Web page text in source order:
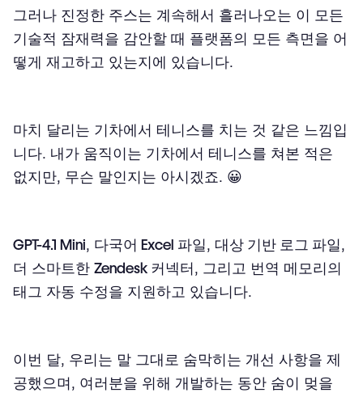
그러나 진정한 주스는 계속해서 흘러나오는 이 모든
기술적 잠재력을 감안할 때 플랫폼의 모든 측면을 어
떻게 재고하고 있는지에 있습니다.
마치 달리는 기차에서 테니스를 치는 것 같은 느낌입
니다. 내가 움직이는 기차에서 테니스를 쳐본 적은
없지만, 무슨 말인지는 아시겠죠. 😀
GPT-4.1 Mini, 다국어 Excel 파일, 대상 기반 로그 파일,
더 스마트한 Zendesk 커넥터, 그리고 번역 메모리의
태그 자동 수정을 지원하고 있습니다.
이번 달, 우리는 말 그대로 숨막히는 개선 사항을 제
공했으며, 여러분을 위해 개발하는 동안 숨이 멎을